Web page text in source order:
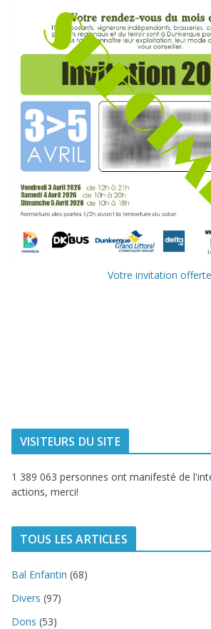
Votre invitation offerte
VISITEURS DU SITE
1 389 063 personnes ont manifesté de
actions, merci!
TOUS LES ARTICLES
Bal Enfantin (68)
Divers (97)
Dons (53)